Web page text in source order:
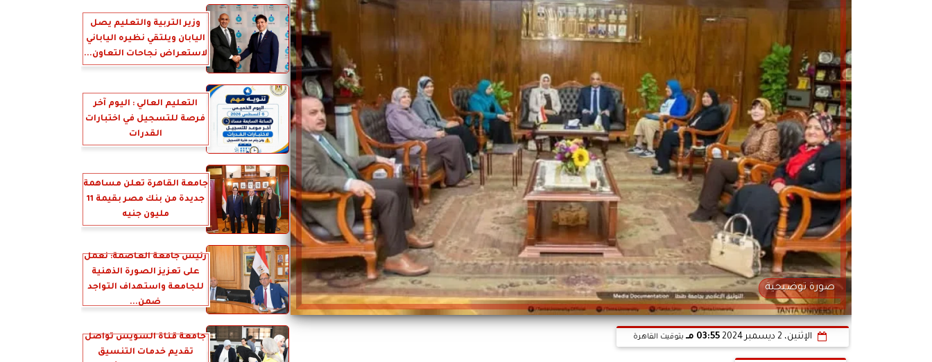
صورة توضيحية
الإثنين، 2 ديسمبر 2024 03:55 مـ بتوقيت القاهرة
وزير التربية والتعليم يصل
اليابان ويلتقي نظيره الياباني
لاستعراض نجاحات التعاون...
التعليم العالي : اليوم آخر
فرصة للتسجيل في اختبارات
القدرات
جامعة القاهرة تعلن مساهمة
جديدة من بنك مصر بقيمة 11
مليون جنيه
رئيس جامعة العاصمة: نعمل
على تعزيز الصورة الذهنية
للجامعة واستهداف التواجد
ضمن...
جامعة قناة السويس تواصل
تقديم خدمات التنسيق